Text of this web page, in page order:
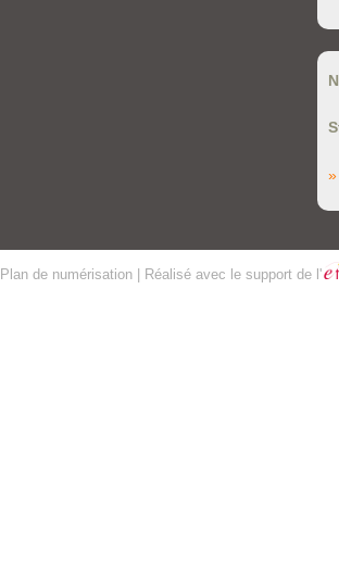
Plan de numérisation| Réalisé avec le support de l'